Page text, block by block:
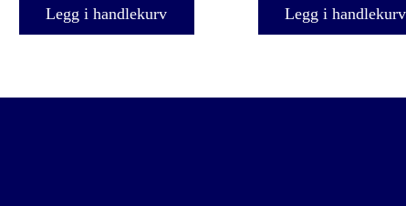
Legg i handlekurv Legg i handlekurv